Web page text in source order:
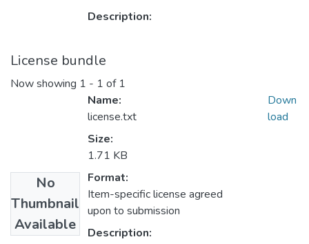
Description:
License bundle
Now showing 1 - 1 of 1
No
Thumbnail
Available
Name:
license.txt
Size:
1.71 KB
Format:
Item-specific license agreed
upon to submission
Description:
Down
load